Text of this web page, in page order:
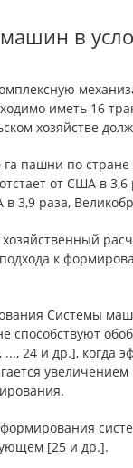
в
иметь 16
хозяйстве
пашни по
от США в
3,9 раза,
подхода к
Системы
способствуют
24 и др.], когда
формирования
[25 и др.].